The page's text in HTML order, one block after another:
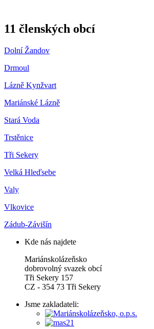
11 členských obcí
Dolní Žandov
Drmoul
Lázně Kynžvart
Mariánské Lázně
Stará Voda
Trstěnice
Tři Sekery
Velká Hleďsebe
Valy
Vlkovice
Zádub-Závišín
Kde nás najdete
Mariánskolázeňsko
dobrovolný svazek obcí
Tři Sekery 157
CZ - 354 73 Tři Sekery
Jsme zakladateli: